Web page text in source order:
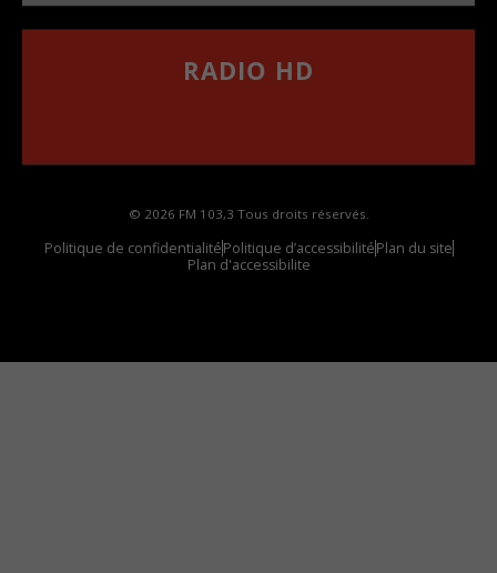
RADIO HD
© 2026 FM 103,3 Tous droits réservés.
Politique de confidentialitéPolitique d’accessibilitéPlan du site
Plan d'accessibilite